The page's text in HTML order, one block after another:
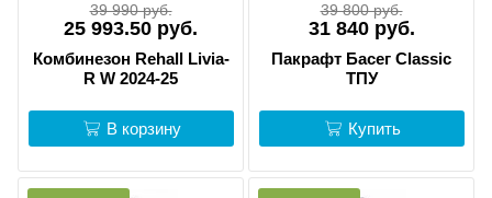
39 990 руб.
25 993.50 руб.
Комбинезон Rehall Livia-
R W 2024-25
В корзину
39 800 руб.
31 840 руб.
Пакрафт Басег Classic
ТПУ
Купить